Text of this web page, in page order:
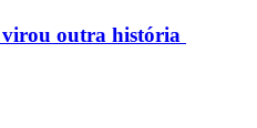
virou outra história